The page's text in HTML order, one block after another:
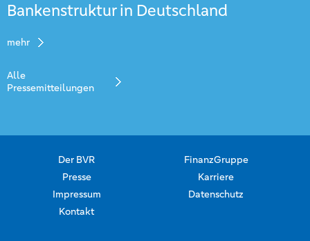
Bankenstruktur in Deutschland
mehr
Alle
Pressemitteilungen
Der BVR
FinanzGruppe
Presse
Karriere
Impressum
Datenschutz
Kontakt